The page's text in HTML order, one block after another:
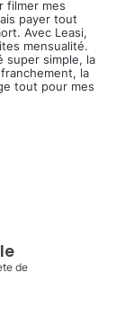
filmer mes
payer tout
Avec Leasi,
mensualité.
super simple, la
la
tout pour mes
de